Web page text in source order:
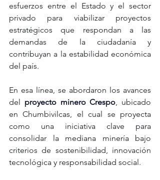
esfuerzos entre el Estado y el sector
privado para viabilizar proyectos
estratégicos que respondan a las
demandas de la ciudadanía y
contribuyan a la estabilidad económica
del país.
En esa línea, se abordaron los avances
del proyecto minero Crespo , ubicado
en Chumbivilcas, el cual se proyecta
como una iniciativa clave para
consolidar la mediana minería bajo
criterios de sostenibilidad, innovación
tecnológica y responsabilidad social.